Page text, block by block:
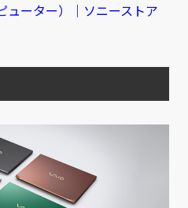
ューター）｜ソニーストア